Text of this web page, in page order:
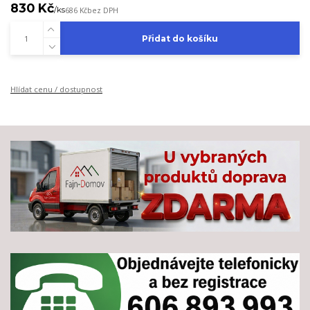
830 Kč/ks686 Kčbez DPH
Přidat do košíku
Hlídat cenu / dostupnost